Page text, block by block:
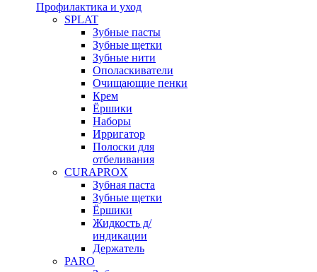
Профилактика и уход
SPLAT
Зубные пасты
Зубные щетки
Зубные нити
Ополаскиватели
Очищающие пенки
Крем
Ёршики
Наборы
Ирригатор
Полоски для
отбеливания
CURAPROX
Зубная паста
Зубные щетки
Ёршики
Жидкость д/
индикации
Держатель
PARO